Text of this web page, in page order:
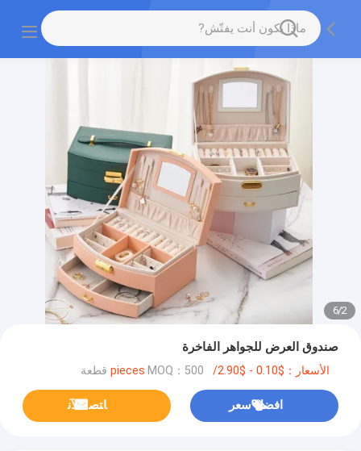
2
/
6
صندوق العرض للجواهر الفاخرة
الأسعار：$0.10 - $2.90/pieces MOQ：500 قطعة
افضل سعر ﺎﺘﺼﻟ ﺍﻶﻧ